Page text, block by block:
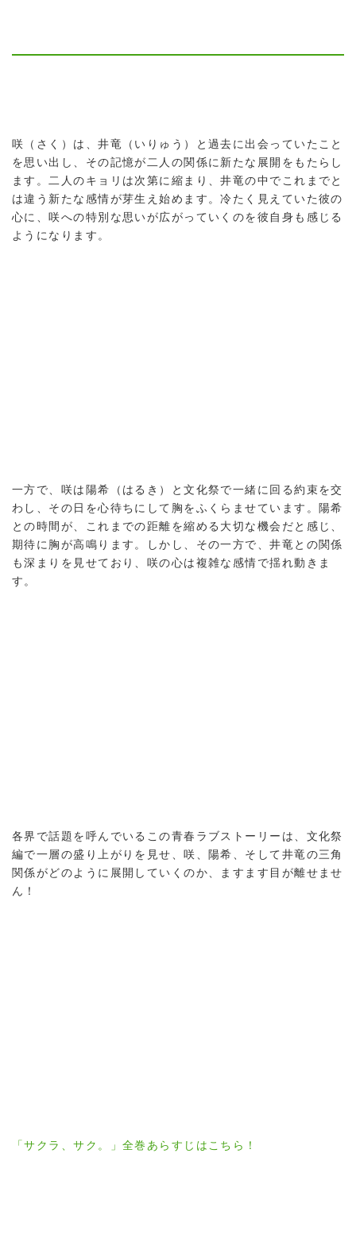
咲（さく）は、井竜（いりゅう）と過去に出会っていたこと
を思い出し、その記憶が二人の関係に新たな展開をもたらし
ます。二人のキョリは次第に縮まり、井竜の中でこれまでと
は違う新たな感情が芽生え始めます。冷たく見えていた彼の
心に、咲への特別な思いが広がっていくのを彼自身も感じる
ようになります。
一方で、咲は陽希（はるき）と文化祭で一緒に回る約束を交
わし、その日を心待ちにして胸をふくらませています。陽希
との時間が、これまでの距離を縮める大切な機会だと感じ、
期待に胸が高鳴ります。しかし、その一方で、井竜との関係
も深まりを見せており、咲の心は複雑な感情で揺れ動きま
す。
各界で話題を呼んでいるこの青春ラブストーリーは、文化祭
編で一層の盛り上がりを見せ、咲、陽希、そして井竜の三角
関係がどのように展開していくのか、ますます目が離せませ
ん！
「サクラ、サク。」全巻あらすじはこちら！